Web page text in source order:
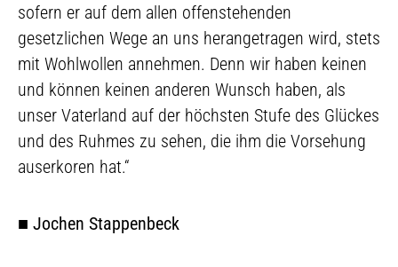
sofern er auf dem allen offenstehenden
gesetzlichen Wege an uns herangetragen wird, stets
mit Wohlwollen annehmen. Denn wir haben keinen
und können keinen anderen Wunsch haben, als
unser Vaterland auf der höchsten Stufe des Glückes
und des Ruhmes zu sehen, die ihm die Vorsehung
auserkoren hat.“
■ Jochen Stappenbeck